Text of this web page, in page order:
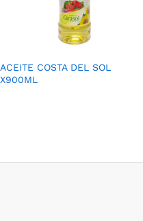
ACEITE COSTA DEL SOL
X900ML